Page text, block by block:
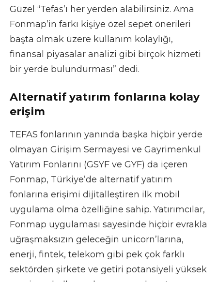
Güzel “Tefas’ı her yerden alabilirsiniz. Ama
Fonmap’in farkı kişiye özel sepet önerileri
başta olmak üzere kullanım kolaylığı,
finansal piyasalar analizi gibi birçok hizmeti
bir yerde bulundurması” dedi.
Alternatif yatırım fonlarına kolay
erişim
TEFAS fonlarının yanında başka hiçbir yerde
olmayan Girişim Sermayesi ve Gayrimenkul
Yatırım Fonlarını (GSYF ve GYF) da içeren
Fonmap, Türkiye’de alternatif yatırım
fonlarına erişimi dijitalleştiren ilk mobil
uygulama olma özelliğine sahip. Yatırımcılar,
Fonmap uygulaması sayesinde hiçbir evrakla
uğraşmaksızın geleceğin unicorn’larına,
enerji, fintek, telekom gibi pek çok farklı
sektörden şirkete ve getiri potansiyeli yüksek